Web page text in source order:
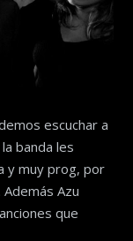
escuchar a
banda les
y muy prog, por
Azu
que